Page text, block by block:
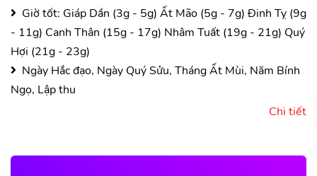
Giờ tốt: Giáp Dần (3g - 5g) Ất Mão (5g - 7g) Đinh Tỵ (9g
- 11g) Canh Thân (15g - 17g) Nhâm Tuất (19g - 21g) Quý
Hợi (21g - 23g)
Ngày Hắc đạo, Ngày Quý Sửu, Tháng Ất Mùi, Năm Bính
Ngọ, Lập thu
Chi tiết